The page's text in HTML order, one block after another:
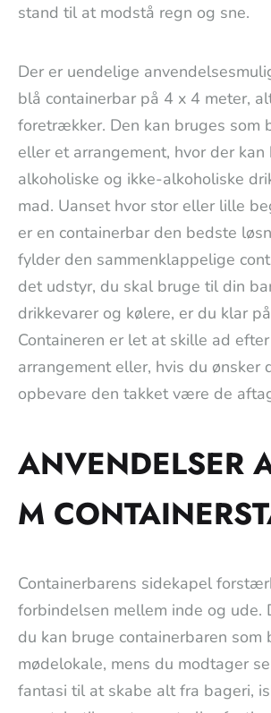
stand til at modstå regn og sne.
Der er uendelige
blå containerbar på 4 x 4 meter,
foretrækker. Den kan bruges som
eller et arrangement, hvor der kan
alkoholiske og ikke-alkoholiske
mad. Uanset hvor stor eller lille
er en containerbar den bedste
fylder den sammenklappelige
det udstyr, du skal bruge til din
drikkevarer og kølere, er du klar
Containeren er let at skille ad
arrangement eller, hvis du ønsker
opbevare den takket være de
ANVENDELSER
M
Containerbarens sidekapel
forbindelsen mellem inde og ude.
du kan bruge containerbaren som
mødelokale, mens du modtager
fantasi til at skabe alt fra bageri,